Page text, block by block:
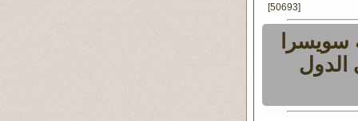
[50693]